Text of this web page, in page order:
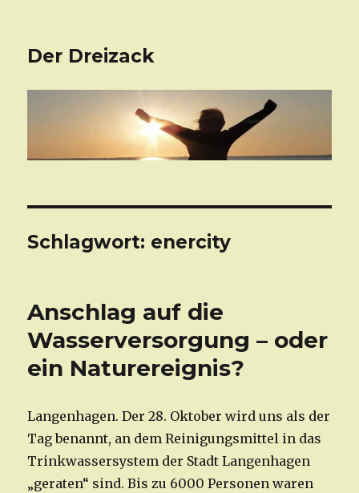
Der Dreizack
Schlagwort: enercity
Anschlag auf die
Wasserversorgung – oder
ein Naturereignis?
Langenhagen. Der 28. Oktober wird uns als der
Tag benannt, an dem Reinigungsmittel in das
Trinkwassersystem der Stadt Langenhagen
„geraten“ sind. Bis zu 6000 Personen waren